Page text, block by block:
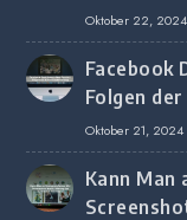
Browser
Oktober 22, 2024
Facebook
Folgen
Oktober 21, 2024
Kann Man